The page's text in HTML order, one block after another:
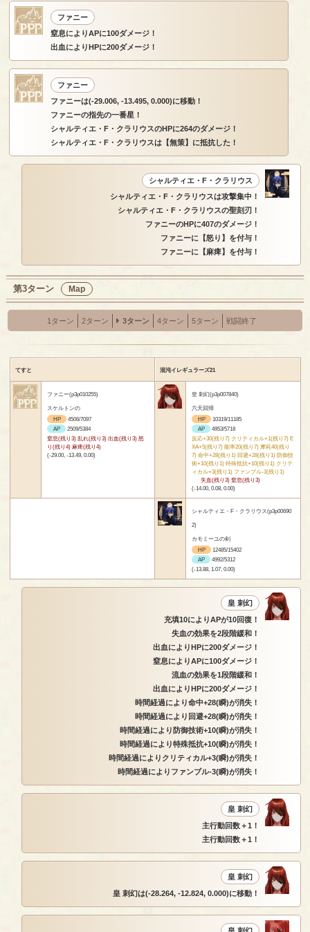
ファニー
窒息によりAPに100ダメージ！
出血によりHPに200ダメージ！
ファニー
ファニーは(-29.006, -13.495, 0.000)に移動！
ファニーの指先の一番星！
シャルティエ・F・クラリウスのHPに264のダメージ！
シャルティエ・F・クラリウスは【無策】に抵抗した！
シャルティエ・F・クラリウス
シャルティエ・F・クラリウスは攻撃集中！
シャルティエ・F・クラリウスの聖刻刃！
ファニーのHPに407のダメージ！
ファニーに【怒り】を付与！
ファニーに【麻痺】を付与！
第3ターン Map
1ターン 2ターン 3ターン 4ターン 5ターン 戦闘終了
てすと 混沌イレギュラーズ21
ファニー(p3p010255)
スケルトンの
HP
4506/7097
AP
2509/5384
窒息(残り3) 乱れ(残り3) 出血(残り3) 怒
り(残り4) 麻痺(残り4)
(-29.00, -13.49, 0.00)
皇 刺幻(p3p007840)
六天回帰
HP
10319/11185
AP
4953/5718
反応+30(残り7) クリティカル+1(残り7) E
XA+5(残り7) 能率20(残り7) 摩耗40(残り
7) 命中+28(残り1) 回避+28(残り1) 防御技
術+10(残り1) 特殊抵抗+10(残り1) クリテ
ィカル+3(残り1) ファンブル-3(残り1)
失血(残り3) 窒息(残り3)
(-14.00, 0.08, 0.00)
シャルティエ・F・クラリウス(p3p00690
2)
カモミーユの剣
HP
12485/15402
AP
4992/5312
(-13.88, 1.07, 0.00)
皇 刺幻
充填10によりAPが10回復！
失血の効果を2段階緩和！
出血によりHPに200ダメージ！
窒息によりAPに100ダメージ！
流血の効果を1段階緩和！
出血によりHPに200ダメージ！
時間経過により命中+28(瞬)が消失！
時間経過により回避+28(瞬)が消失！
時間経過により防御技術+10(瞬)が消失！
時間経過により特殊抵抗+10(瞬)が消失！
時間経過によりクリティカル+3(瞬)が消失！
時間経過によりファンブル-3(瞬)が消失！
皇 刺幻
主行動回数＋1！
主行動回数＋1！
皇 刺幻
皇 刺幻は(-28.264, -12.824, 0.000)に移動！